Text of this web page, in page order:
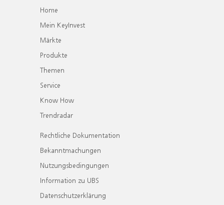
Home
Mein KeyInvest
Märkte
Produkte
Themen
Service
Know How
Trendradar
Rechtliche Dokumentation
Bekanntmachungen
Nutzungsbedingungen
Information zu UBS
Datenschutzerklärung